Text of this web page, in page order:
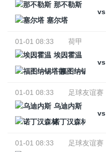
那不勒斯
vs
塞尔塔
01-01 08:33
荷甲
埃因霍温
vs
福图纳锡塔德
01-01 08:33
足球友谊赛
乌迪内斯
vs
诺丁汉森林
01-01 08:33
足球友谊赛